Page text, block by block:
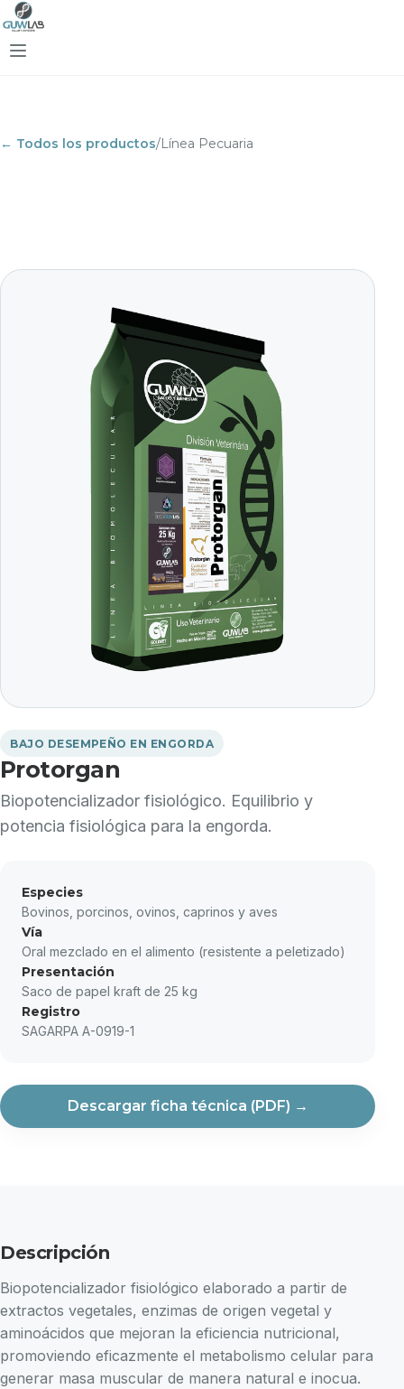
← Todos los productos/Línea Pecuaria
BAJO DESEMPEÑO EN ENGORDA
Protorgan
Biopotencializador fisiológico. Equilibrio y
potencia fisiológica para la engorda.
Especies
Bovinos, porcinos, ovinos, caprinos y aves
Vía
Oral mezclado en el alimento (resistente a peletizado)
Presentación
Saco de papel kraft de 25 kg
Registro
SAGARPA A-0919-1
Descargar ficha técnica (PDF) →
Descripción
Biopotencializador fisiológico elaborado a partir de
extractos vegetales, enzimas de origen vegetal y
aminoácidos que mejoran la eficiencia nutricional,
promoviendo eficazmente el metabolismo celular para
generar masa muscular de manera natural e inocua.